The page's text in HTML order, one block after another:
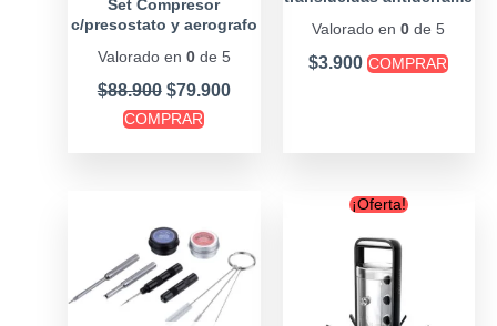
Set Compresor
c/presostato y aerografo
Valorado en 0de 5
$88.900 $79.900
COMPRAR
Valorado en0 de 5
$3.900 COMPRAR
¡Oferta!Original
was:
$19.900.